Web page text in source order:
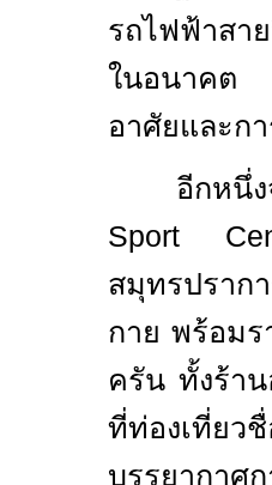
รถไฟฟ้าสา
ในอนาคต
อาศัยและก
อีกหนึ่
Sport
สมุทรปราก
กาย พร้อมร
ครัน ทั้งร้า
ที่ท่องเที่ยว
บรรยากาศ